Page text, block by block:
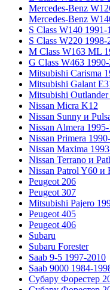
Mercedes-Benz
Mercedes-Benz
S Class W140 1991-
S Class W220 1998-
M Class W163 ML
G Class W463
Mitsubishi Carisma
Mitsubishi Galant
Mitsubishi
Nissan Micra K12
Nissan Sunny и
Nissan Almera
Nissan Primera
Nissan Maxima
Nissan Terrano и
Nissan Patrol Y60 и
Peugeot 206
Peugeot 307
Mitsubishi Pajero
Peugeot 405
Peugeot 406
Subaru
Subaru Forester
Saab 9-5 1997-2010
Saab 9000 1984-
Субару Форестер